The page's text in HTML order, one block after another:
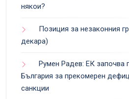
някои?
Позиция за незаконния
декара)
Румен Радев: ЕК започва
България за прекомерен
санкции